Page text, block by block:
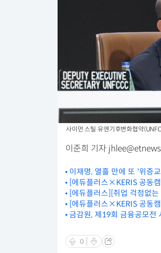
사이먼 스틸 유엔기후변화협약
이준희 기자
이재명, 열흘 만에 또 '위증
[에듀플러스×KERIS 공동
보호>
[에듀플러스][취업 걱정없
[에듀플러스×KERIS 공동
방>
금감원, 제19회 금융공모전
0